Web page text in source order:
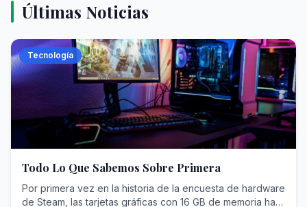
Últimas Noticias
Tecnología
Todo Lo Que Sabemos Sobre Primera
Por primera vez en la historia de la encuesta de hardware
de Steam, las tarjetas gráficas con 16 GB de memoria han